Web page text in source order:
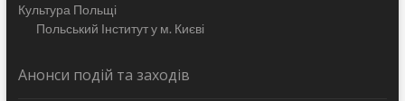
Культура Польщі
Польський Інститут у м. Києві
Анонси подій та заходів